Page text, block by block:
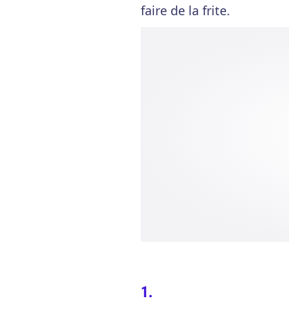
faire de la frite.